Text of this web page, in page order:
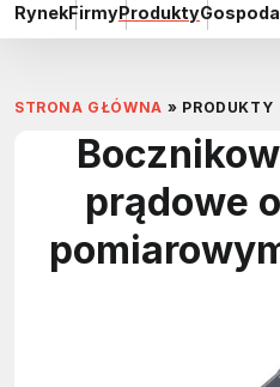
RynekFirmyProdukty
STRONA GŁÓWNA » PRODUKTY
prądowe